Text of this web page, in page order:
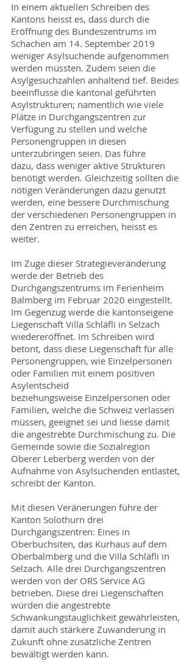
In einem aktuellen Schreiben des
Kantons heisst es, dass durch die
Eröffnung des Bundeszentrums im
Schachen am 14. September 2019
weniger Asylsuchende aufgenommen
werden müssten. Zudem seien die
Asylgesuchzahlen anhaltend tief. Beides
beeinflusse die kantonal geführten
Asylstrukturen; namentlich wie viele
Plätze in Durchgangszentren zur
Verfügung zu stellen und welche
Personengruppen in diesen
unterzubringen seien. Das führe
dazu, dass weniger aktive Strukturen
benötigt werden. Gleichzeitig sollten die
nötigen Veränderungen dazu genutzt
werden, eine bessere Durchmischung
der verschiedenen Personengruppen in
den Zentren zu erreichen, heisst es
weiter.
Im Zuge dieser Strategieveränderung
werde der Betrieb des
Durchgangszentrums im Ferienheim
Balmberg im Februar 2020 eingestellt.
Im Gegenzug werde die kantonseigene
Liegenschaft Villa Schläfli in Selzach
wiedereröffnet. Im Schreiben wird
betont, dass diese Liegenschaft für alle
Personengruppen, wie Einzelpersonen
oder Familien mit einem positiven
Asylentscheid
beziehungsweise Einzelpersonen oder
Familien, welche die Schweiz verlassen
müssen, geeignet sei und liesse damit
die angestrebte Durchmischung zu. Die
Gemeinde sowie die Sozialregion
Oberer Leberberg werden von der
Aufnahme von Asylsuchenden entlastet,
schreibt der Kanton.
Mit diesen Veränerungen führe der
Kanton Solothurn drei
Durchgangszentren: Eines in
Oberbuchsiten, das Kurhaus auf dem
Oberbalmberg und die Villa Schläfli in
Selzach. Alle drei Durchgangszentren
werden von der ORS Service AG
betrieben. Diese drei Liegenschaften
würden die angestrebte
Schwankungstauglichkeit gewährleisten,
damit auch stärkere Zuwanderung in
Zukunft ohne zusätzliche Zentren
bewältigt werden kann.